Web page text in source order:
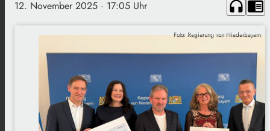
12. November 2025 · 17:05 Uhr headphones chrome_reader_mode
Foto: Regierung von Niederbayern